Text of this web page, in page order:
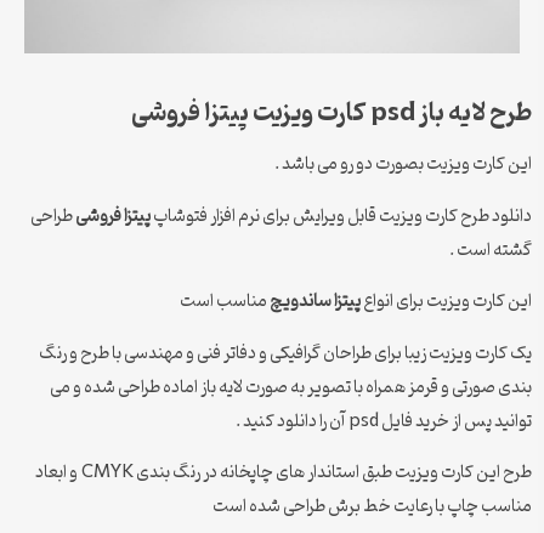
طرح لایه باز psd کارت ویزیت پیتزا فروشی
این کارت ویزیت بصورت دو رو می باشد .
دانلود طرح کارت ویزیت قابل ویرایش برای نرم افزار فتوشاپپیتزا فروشیطراحی
گشته است .
این کارت ویزیت برای انواعپیتزا ساندویچمناسب است
یک کارت ویزیت زیبا برای طراحان گرافیکی و دفاتر فنی و مهندسی با طرح و رنگ
بندی صورتی و قرمز همراه با تصویر به صورت لایه باز اماده طراحی شده و می
توانید پس از خرید فایل psd آن را دانلود کنید .
طرح این کارت ویزیت طبق استاندار های چاپخانه در رنگ بندی CMYK و ابعاد
مناسب چاپ با رعایت خط برش طراحی شده است